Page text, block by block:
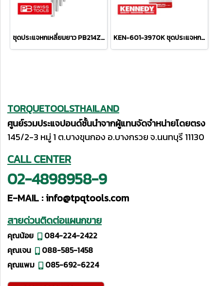
ชุดประแจหกเหลี่ยมยาว PB214ZH KEN-601-3970K ชุดประแจหกเหลี่ยม 10 ตัว (1/16 x 3 - 3/8 x 6 3/4 นิ้ว)
TORQUETOOLSTHAILAND
ศูนย์รวมประแจปอนด์ชั้นนำจากผู้แทนจัดจำหน่ายโดยตรง
145/2-3 หมู่ 1 ต.บางขุนกอง อ.บางกรวย จ.นนทบุรี 11130
CALL CENTER
02-4898958-9
E-MAIL :info@tpqtools.com
สายด่วนติดต่อแผนกขาย
คุณน้อย
084-224-2422
คุณเจน
088-585-1458
คุณแพม
085-692-6224